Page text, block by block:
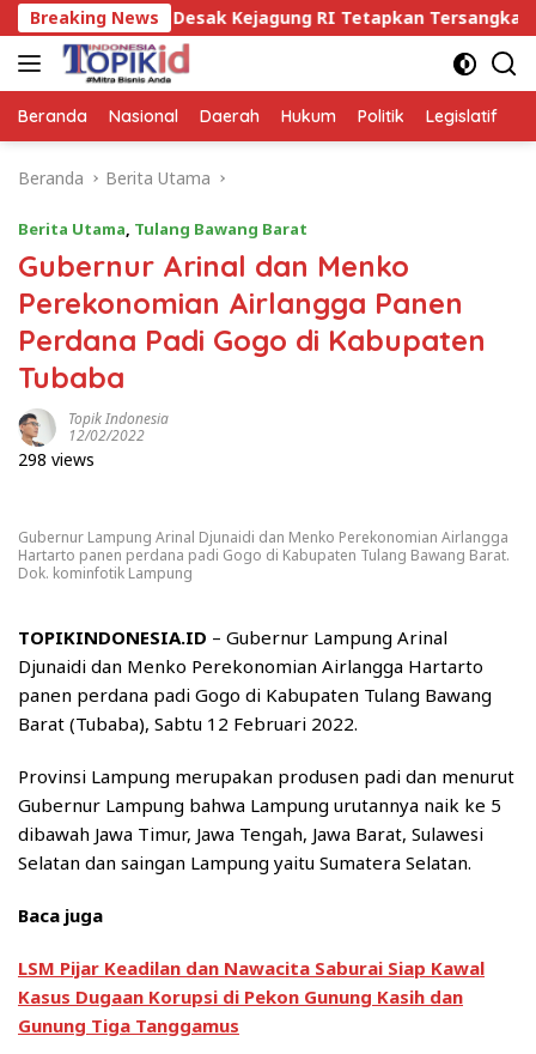
Langsung
ke
konten
Breaking News
BAKA Desak Kejagung RI Tetapkan Tersangka Mafia
Beranda Nasional Daerah Hukum Politik Legislatif
Beranda Berita Utama
Berita Utama, Tulang Bawang Barat
Gubernur Arinal dan Menko
Perekonomian Airlangga Panen
Perdana Padi Gogo di Kabupaten
Tubaba
Topik Indonesia
12/02/2022
298 views
Gubernur Lampung Arinal Djunaidi dan Menko Perekonomian Airlangga
Hartarto panen perdana padi Gogo di Kabupaten Tulang Bawang Barat.
Dok. kominfotik Lampung
TOPIKINDONESIA.ID – Gubernur Lampung Arinal
Djunaidi dan Menko Perekonomian Airlangga Hartarto
panen perdana padi Gogo di Kabupaten Tulang Bawang
Barat (Tubaba), Sabtu 12 Februari 2022.
Provinsi Lampung merupakan produsen padi dan menurut
Gubernur Lampung bahwa Lampung urutannya naik ke 5
dibawah Jawa Timur, Jawa Tengah, Jawa Barat, Sulawesi
Selatan dan saingan Lampung yaitu Sumatera Selatan.
Baca juga
LSM Pijar Keadilan dan Nawacita Saburai Siap Kawal
Kasus Dugaan Korupsi di Pekon Gunung Kasih dan
Gunung Tiga Tanggamus